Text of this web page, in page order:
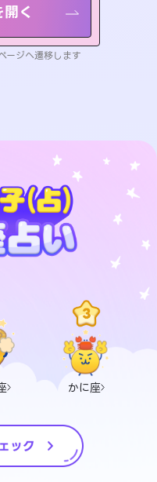
く
ージへ遷移します
かに座